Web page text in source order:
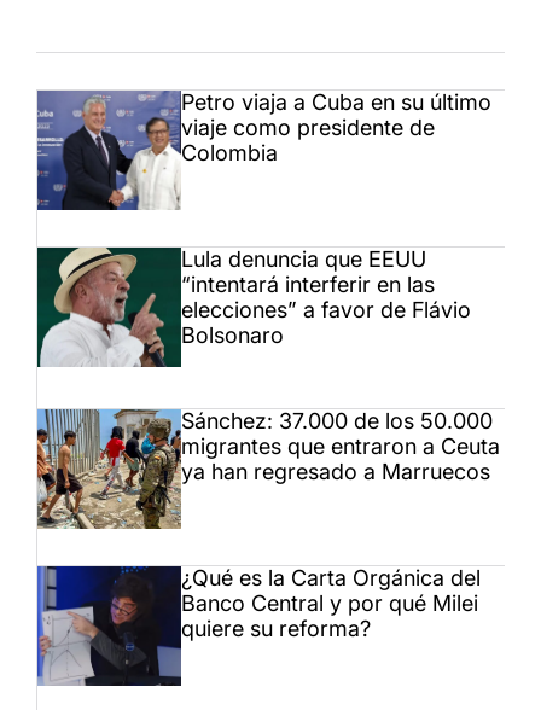
Petro viaja a Cuba en su último
viaje como presidente de
Colombia
Lula denuncia que EEUU
“intentará interferir en las
elecciones” a favor de Flávio
Bolsonaro
Sánchez: 37.000 de los 50.000
migrantes que entraron a Ceuta
ya han regresado a Marruecos
¿Qué es la Carta Orgánica del
Banco Central y por qué Milei
quiere su reforma?